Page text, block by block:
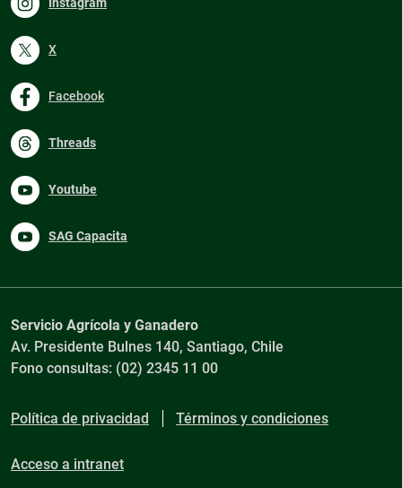
X
Facebook
Threads
Youtube
SAG Capacita
Servicio Agrícola y Ganadero
Av. Presidente Bulnes 140, Santiago, Chile
Fono consultas: (02) 2345 11 00
Política de privacidad Términos y condiciones
Acceso a intranet